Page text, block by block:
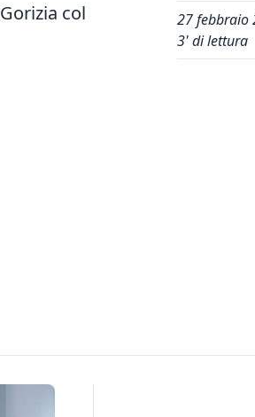
col
27 febbraio
3' di lettura